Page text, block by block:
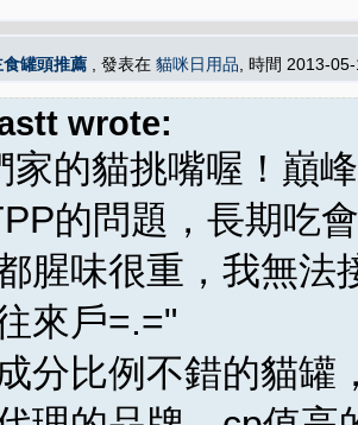
罐頭推薦 , 發表在 貓咪日用品 , 時間 2013-
wrote:
家的貓挑嘴喔！巔
的問題，長期吃
腥味很重，我無法
來戶=.="
分比例不錯的貓罐